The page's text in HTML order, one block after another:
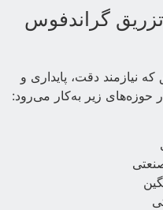
گراندفوس
نیازمند دقت، پایداری و
حوزه‌های زیر به‌کار می‌رود: